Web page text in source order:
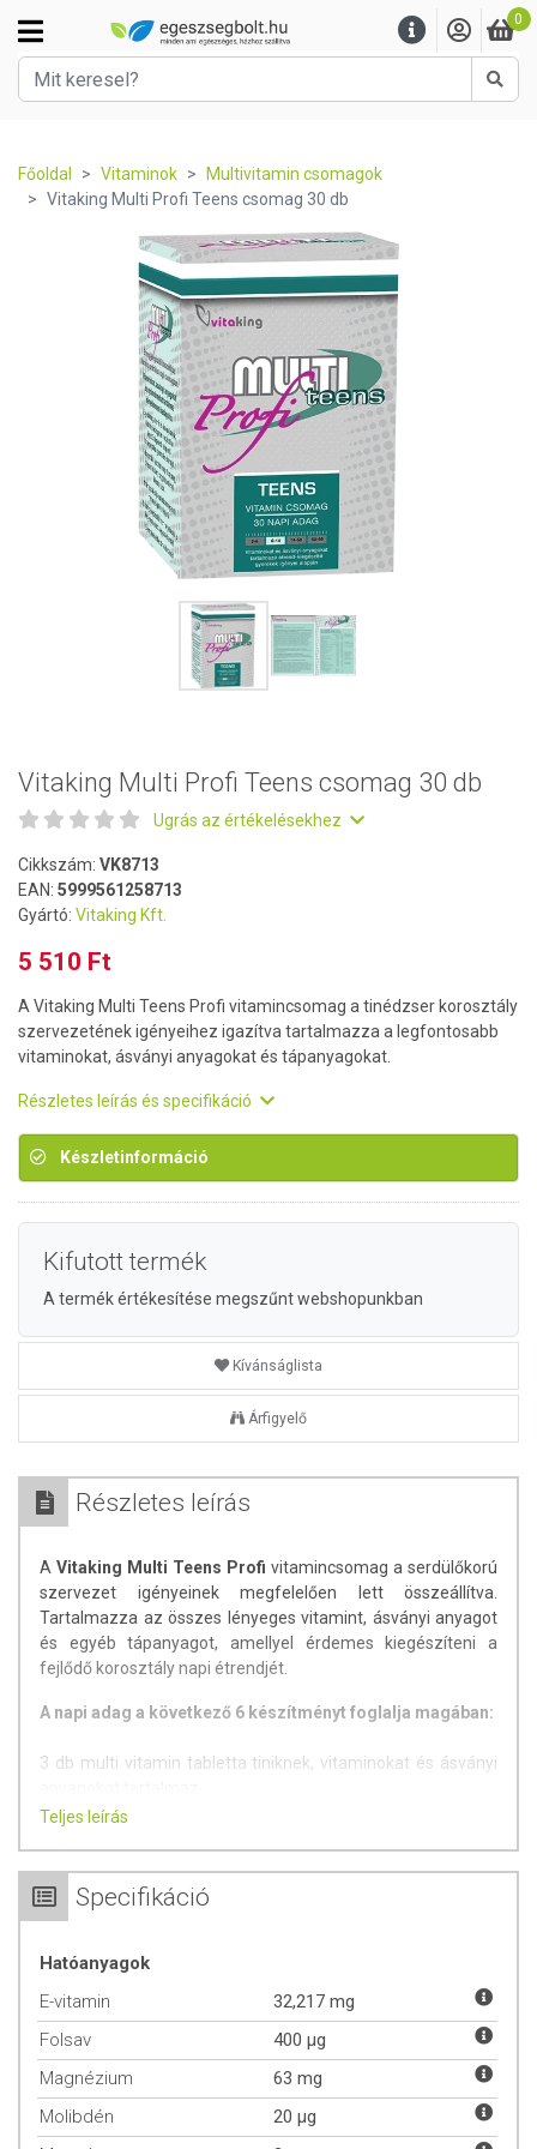
0
Főoldal Vitaminok
Multivitamin csomagok
Vitaking Multi Profi Teens csomag 30 db
Vitaking Multi Profi Teens csomag 30 db
Ugrás az értékelésekhez
Cikkszám: VK8713
EAN: 5999561258713
Gyártó: Vitaking Kft.
5 510 Ft
A Vitaking Multi Teens Profi vitamincsomag a tinédzser korosztály
szervezetének igényeihez igazítva tartalmazza a legfontosabb
vitaminokat, ásványi anyagokat és tápanyagokat.
Részletes leírás és specifikáció
Készletinformáció
Kifutott termék
A termék értékesítése megszűnt webshopunkban
Kívánságlista
Árfigyelő
Részletes leírás
A Vitaking Multi Teens Profi vitamincsomag a serdülőkorú
szervezet igényeinek megfelelően lett összeállítva.
Tartalmazza az összes lényeges vitamint, ásványi anyagot
és egyéb tápanyagot, amellyel érdemes kiegészíteni a
fejlődő korosztály napi étrendjét.
A napi adag a következő 6 készítményt foglalja magában:
3 db multi vitamin tabletta tiniknek, vitaminokat és ásványi
1 db Omega 3 Kids gélkapszula
1 db Epres D3-vitamin 2000NE rágótabletta
ásványi anyagokat és egyéb fontos tápanyagokat. Az
összetevők mennyisége a serdülőkorú szervezet minimális
Jellemzők:
A C-vitamin hozzájárul az immunrendszer megfelelő
működéséhez
Teljes leírás
Specifikáció
Hatóanyagok
E-vitamin
32,217 mg
Folsav
400 µg
Magnézium
63 mg
Molibdén
20 µg